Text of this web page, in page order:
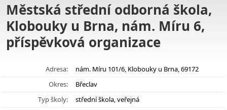
Městská střední odborná škola,
Klobouky u Brna, nám. Míru 6,
příspěvková organizace
Adresa:
nám. Míru 101/6, Klobouky u Brna, 69172
Okres:
Břeclav
Typ školy:
střední škola, veřejná